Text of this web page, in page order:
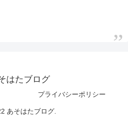
はたブログ
プライバシーポリシー
あそはたブログ.